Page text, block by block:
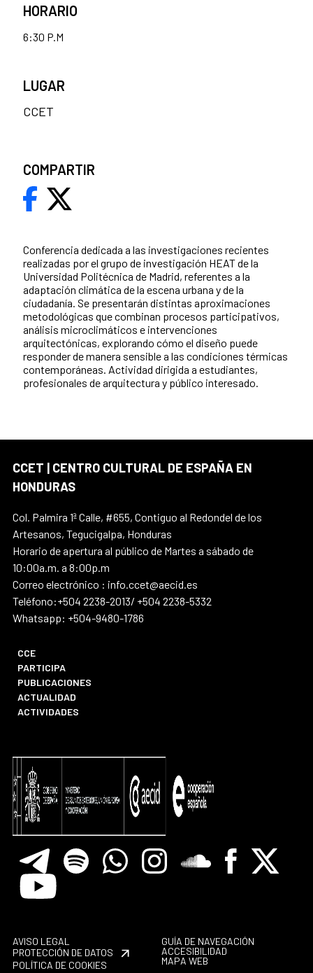
Conferencia dedicada a las investigaciones recientes
realizadas por el grupo de investigación HEAT de la
Universidad Politécnica de Madrid, referentes a la
adaptación climática de la escena urbana y de la
ciudadanía. Se presentarán distintas aproximaciones
metodológicas que combinan procesos participativos,
análisis microclimáticos e intervenciones
arquitectónicas, explorando cómo el diseño puede
responder de manera sensible a las condiciones térmicas
contemporáneas. Actividad dirigida a estudiantes,
profesionales de arquitectura y público interesado.
HORARIO
6:30 P.M
LUGAR
CCET
COMPARTIR
CCET | CENTRO CULTURAL DE ESPAÑA EN
HONDURAS
Col. Palmira 1ª Calle, #655, Contiguo al Redondel de los
Artesanos, Tegucigalpa, Honduras
Horario de apertura al público de Martes a sábado de
10:00a.m. a 8:00p.m
Correo electrónico : info.ccet@aecid.es
Teléfono:+504 2238-2013/ +504 2238-5332
Whatsapp: +504-9480-1786
CCE
PARTICIPA
PUBLICACIONES
ACTUALIDAD
ACTIVIDADES
TelegramSpotify WhatsappInstagramSoundcloreFacebook
X
Youtube
AVISO LEGAL
PROTECCIÓN DE DATOS
POLÍTICA DE COOKIES
GUÍA DE NAVEGACIÓN
ACCESIBILIDAD
MAPA WEB